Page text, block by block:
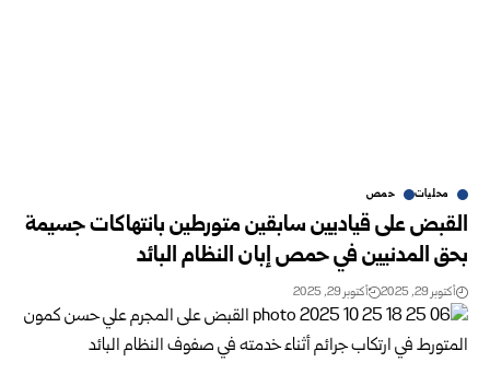
محليات حمص
القبض على قياديين سابقين متورطين بانتهاكات جسيمة
بحق المدنيين في حمص إبان النظام البائد
أكتوبر 29, 2025 أكتوبر 29, 2025